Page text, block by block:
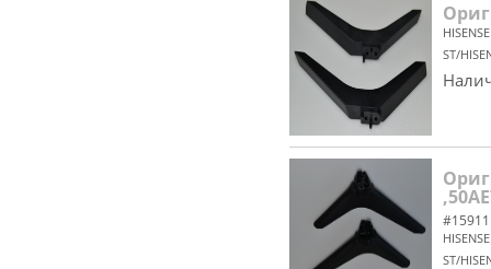
HISENSE
ST/
#15911
HISENSE
ST/